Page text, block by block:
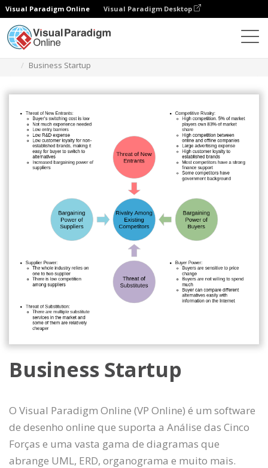
Visual Paradigm Online Visual Paradigm Desktop
Business Startup
Business Startup
O Visual Paradigm Online (VP Online) é um software
de desenho online que suporta a Análise das Cinco
Forças e uma vasta gama de diagramas que
abrange UML, ERD, organograma e muito mais.